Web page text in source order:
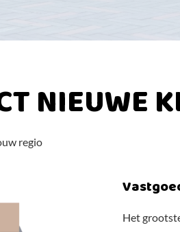
NIEUWE
regio
Het